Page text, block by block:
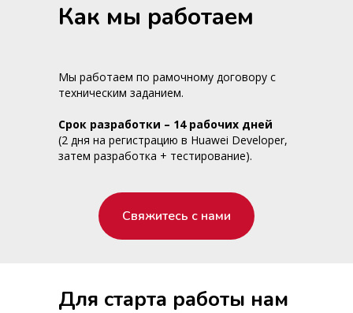
Как мы работаем
Мы работаем по рамочному договору с
техническим заданием.
Срок разработки – 14 рабочих дней
(2 дня на регистрацию в Huawei Developer,
затем разработка + тестирование).
Свяжитесь с нами
Для старта работы нам